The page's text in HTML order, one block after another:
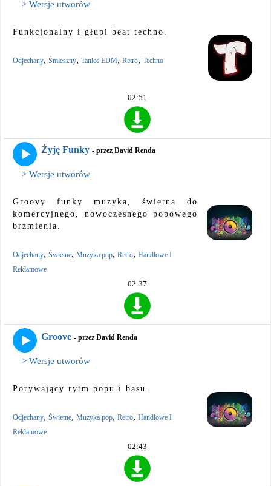
> Wersje utworów
Funkcjonalny i głupi beat techno.
Odjechany, Śmieszny, Taniec EDM, Retro, Techno
02:51
Żyję Funky - przez David Renda
> Wersje utworów
Groovy funky muzyka, świetna do
komercyjnego, nowoczesnego popowego
brzmienia.
Odjechany, Świetne, Muzyka pop, Retro, Handlowe I
Reklamowe
02:37
Groove - przez David Renda
> Wersje utworów
Porywający rytm popu i basu.
Odjechany, Świetne, Muzyka pop, Retro, Handlowe I
Reklamowe
02:43